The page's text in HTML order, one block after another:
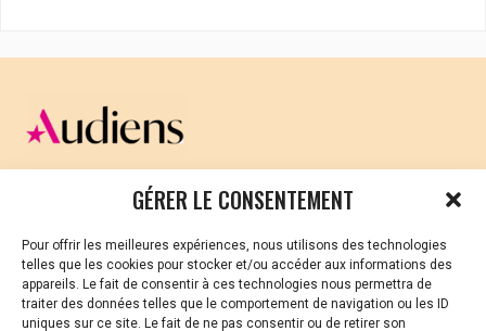
GÉRER LE CONSENTEMENT
Pour offrir les meilleures expériences, nous utilisons des technologies
telles que les cookies pour stocker et/ou accéder aux informations des
appareils. Le fait de consentir à ces technologies nous permettra de
traiter des données telles que le comportement de navigation ou les ID
uniques sur ce site. Le fait de ne pas consentir ou de retirer son
CELLULE D’ÉCOUTE ET DE SOUTIEN PSYCHOLOGIQUE ET
Vous avez été témoin ou vous êtes victime de VSS ? Ou
vous êtes référent·es harcèlement en besoin de soutien
ou d’informations ?